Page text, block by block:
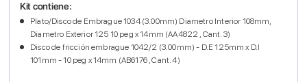
Kit contiene:
Plato/Disco de Embrague 1034 (3.00mm) Diametro Interior 108mm,
Diametro Exterior 125 10 peg x 14mm (AA4822 , Cant. 3)
Disco de fricción embrague 1042/2 (3.00mm) - D.E 125mm x D.I
101mm - 10 peg x 14mm (AB6176 , Cant. 4)